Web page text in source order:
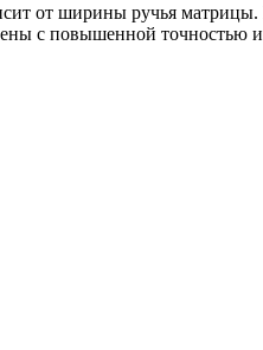
от ширины ручья
с повышенной